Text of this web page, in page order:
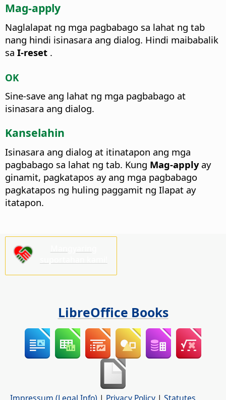
Mag-apply
Naglalapat ng mga pagbabago sa lahat ng tab
nang hindi isinasara ang dialog. Hindi maibabalik
sa I-reset .
OK
Sine-save ang lahat ng mga pagbabago at
isinasara ang dialog.
Kanselahin
Isinasara ang dialog at itinatapon ang mga
pagbabago sa lahat ng tab. Kung Mag-applyay
ginamit, pagkatapos ay ang mga pagbabago
pagkatapos ng huling paggamit ng Ilapat ay
itatapon.
LibreOffice Books